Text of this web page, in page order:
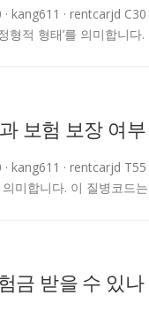
· kang611 · rentcarjd
형적 형태’를 의미합니
보험 보장 여
· kang611 · rentcarjd
의미합니다. 이 질병코드
금 받을 수 있